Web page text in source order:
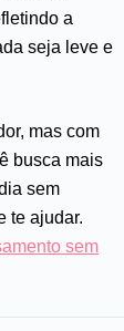
a
seja leve e
mas com
busca mais
sem
te ajudar.
sem